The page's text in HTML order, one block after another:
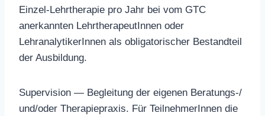
Einzel-Lehrtherapie pro Jahr bei vom GTC
anerkannten LehrtherapeutInnen oder
LehranalytikerInnen als obligatorischer Bestandteil
der Ausbildung.
Supervision — Begleitung der eigenen Beratungs-/
und/oder Therapiepraxis. Für TeilnehmerInnen die